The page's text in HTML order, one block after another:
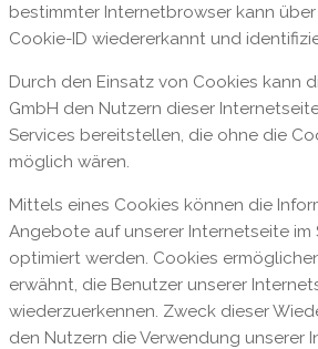
bestimmter Internetbrowser kann
Cookie-ID wiedererkannt und
Durch den Einsatz von Cookies kann
GmbH den Nutzern dieser
Services bereitstellen, die ohne die
möglich wären.
Mittels eines Cookies können die
Angebote auf unserer Internetseite im
optimiert werden. Cookies
erwähnt, die Benutzer unserer
wiederzuerkennen. Zweck dieser
den Nutzern die Verwendung unserer